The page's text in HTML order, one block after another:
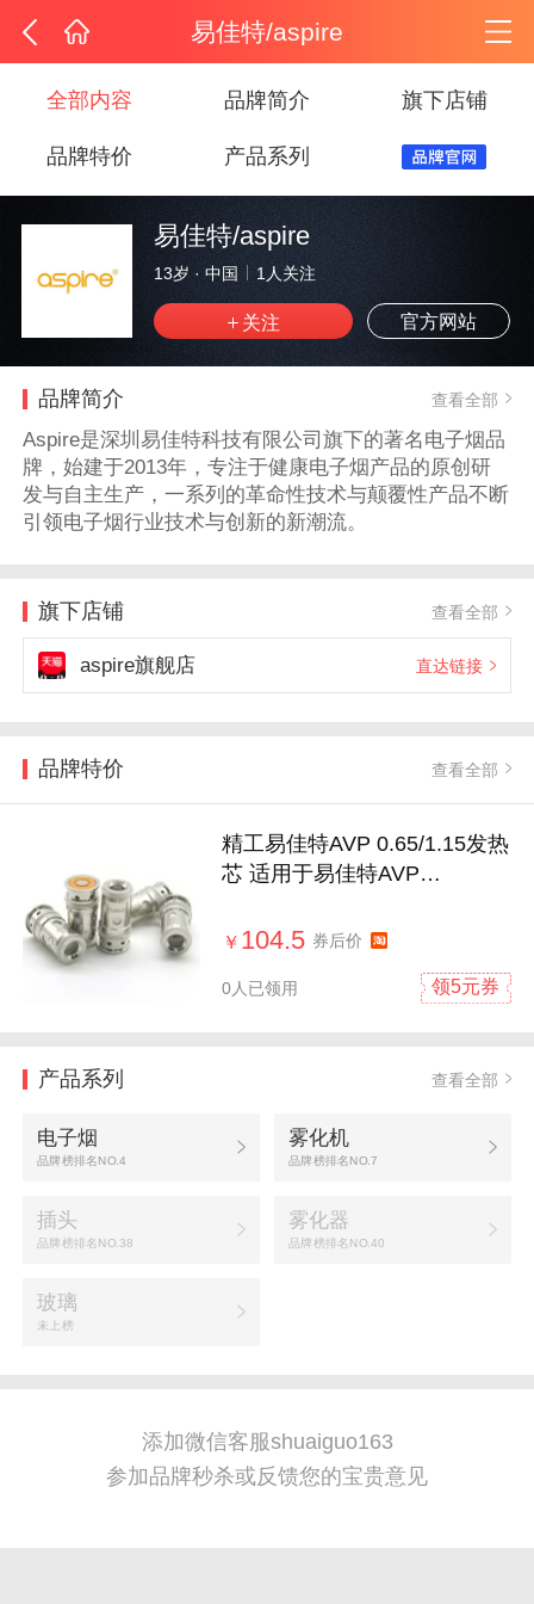
易佳特/aspire
全部内容 品牌简介 旗下店铺
品牌特价 产品系列
易佳特/aspire
13岁 · 中国 1 人关注
官方网站
品牌简介 查看全部
Aspire是深圳易佳特科技有限公司旗下的著名电子烟品
牌，始建于2013年，专注于健康电子烟产品的原创研
发与自主生产，一系列的革命性技术与颠覆性产品不断
引领电子烟行业技术与创新的新潮流。
旗下店铺 查看全部
aspire旗舰店 直达链接
品牌特价 查看全部
精工易佳特AVP 0.65/1.15发热
芯 适用于易佳特AVP
￥ 104.5 券后价
0人已领用 领5元券
产品系列 查看全部
电子烟
品牌榜排名NO.4
雾化机
品牌榜排名NO.7
插头
品牌榜排名NO.38
雾化器
品牌榜排名NO.40
玻璃
未上榜
添加微信客服shuaiguo163
参加品牌秒杀或反馈您的宝贵意见